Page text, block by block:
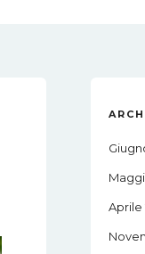
Aprile